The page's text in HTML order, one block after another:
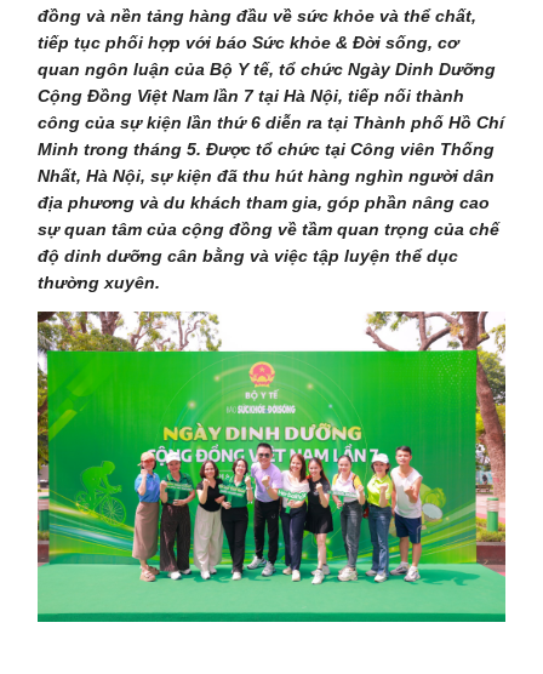
đồng và nền tảng hàng đầu về sức khỏe và thể chất,
tiếp tục phối hợp với báo Sức khỏe & Đời sống, cơ
quan ngôn luận của Bộ Y tế, tổ chức Ngày Dinh Dưỡng
Cộng Đồng Việt Nam lần 7 tại Hà Nội, tiếp nối thành
công của sự kiện lần thứ 6 diễn ra tại Thành phố Hồ Chí
Minh trong tháng 5. Được tổ chức tại Công viên Thống
Nhất, Hà Nội, sự kiện đã thu hút hàng nghìn người dân
địa phương và du khách tham gia, góp phần nâng cao
sự quan tâm của cộng đồng về tầm quan trọng của chế
độ dinh dưỡng cân bằng và việc tập luyện thể dục
thường xuyên.